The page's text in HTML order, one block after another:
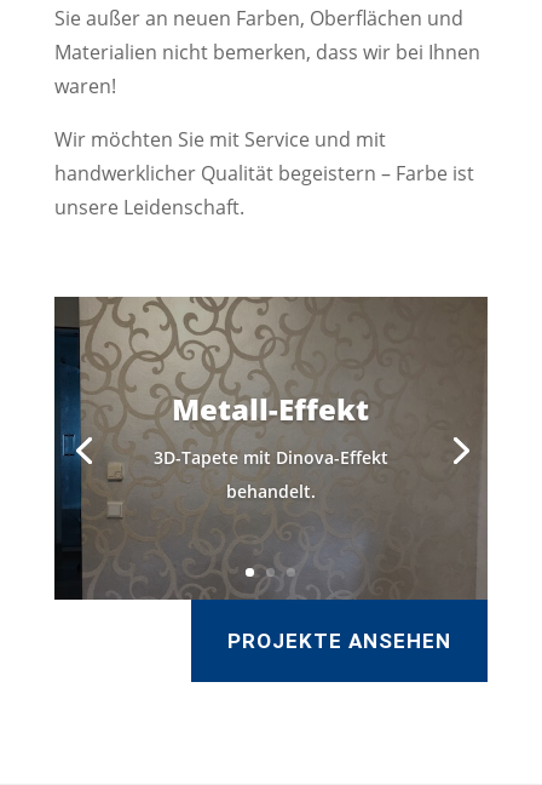
Sie außer an neuen Farben, Oberflächen und
Materialien nicht bemerken, dass wir bei Ihnen
waren!
Wir möchten Sie mit Service und mit
handwerklicher Qualität begeistern – Farbe ist
unsere Leidenschaft.
Metall-Effekt
3D-Tapete mit Dinova-Effekt
behandelt.
PROJEKTE ANSEHEN